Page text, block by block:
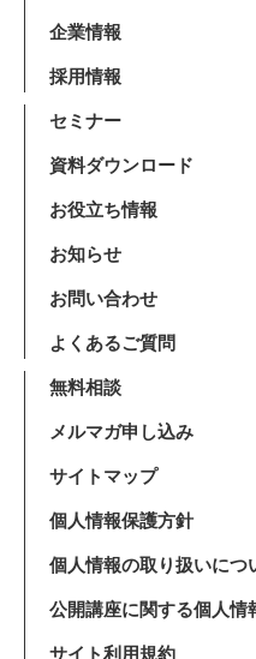
企業情報
採用情報
セミナー
資料ダウンロード
お役立ち情報
お知らせ
お問い合わせ
よくあるご質問
無料相談
メルマガ申し込み
サイトマップ
個人情報保護方針
個人情報の取り扱いにつ
公開講座に関する個人情
サイト利用規約